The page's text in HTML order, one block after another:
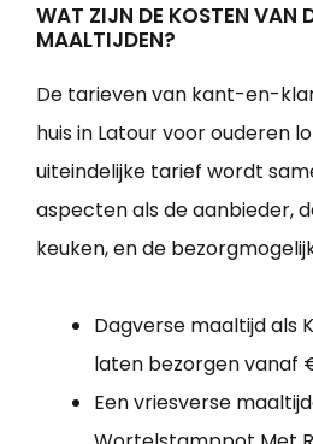
WAT ZIJN DE KOSTEN VAN
MAALTIJDEN?
De tarieven van kant-en-
huis in Latour voor ouderen
uiteindelijke tarief wordt
aspecten als de aanbieder,
keuken, en de
Dagverse maaltijd als
laten bezorgen vanaf
Een vriesverse